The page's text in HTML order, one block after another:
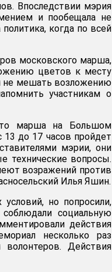
Впоследствии мэрия
и пообещала не
когда по всей
московского марша,
цветов к месту
не мешать возложению
участникам о
марша на Большом
до 17 часов пройдет
мэрии, они
технические вопросы.
возражений против
Илья Яшин.
но попросили,
социальную
действия
несколько раз
Действия